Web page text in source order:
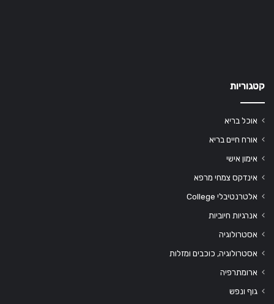
קטגוריות
אוכל בריא
אורח חיים בריא
אימון אישי
אינדקס צמחי מרפא
אלטרנטיבלי College
אנרגיות חיוביות
אסטרולוגיה
אסטרולוגיה, כוכבים ומזלות
ארומתרפיה
גוף ונפש